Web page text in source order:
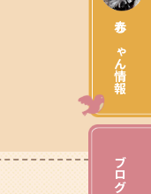
赤ちゃん情報
ブログ